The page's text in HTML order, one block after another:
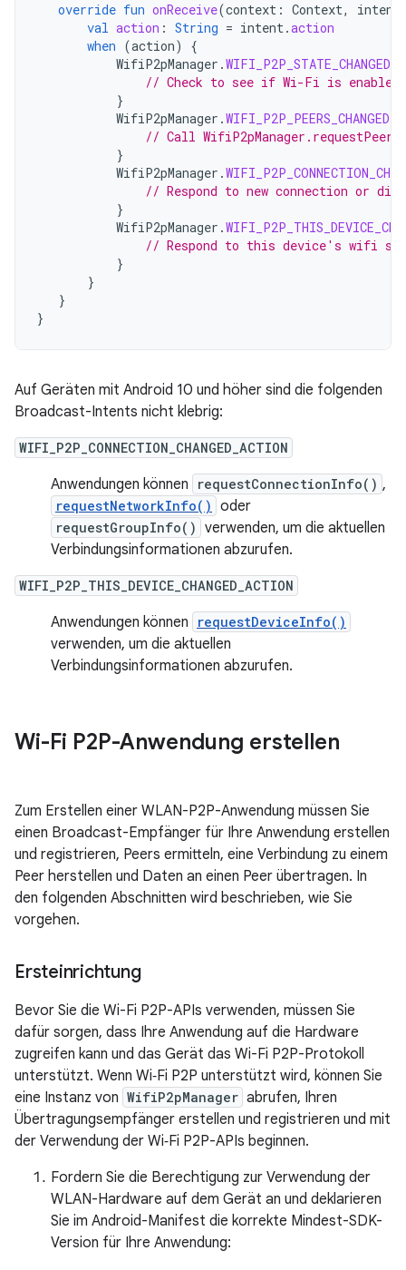
override fun onReceive(context : Context, intent
val action : String = intent.action
when (action)
{
WifiP2pManager .
// Check to see if Wi-Fi is
}
WifiP2pManager .
// Call
}
WifiP2pManager .
// Respond to new connection or
}
WifiP2pManager .
// Respond to this device's wifi
}
}
}
}
Auf Geräten mit Android 10 und höher sind die folgenden
Broadcast-Intents nicht klebrig:
WIFI_P2P_CONNECTION_CHANGED_ACTION
Anwendungen können requestConnectionInfo() ,
requestNetworkInfo() oder
requestGroupInfo() verwenden, um die aktuellen
Verbindungsinformationen abzurufen.
WIFI_P2P_THIS_DEVICE_CHANGED_ACTION
Anwendungen können requestDeviceInfo()
verwenden, um die aktuellen
Verbindungsinformationen abzurufen.
Wi-Fi P2P-Anwendung erstellen
Zum Erstellen einer WLAN-P2P-Anwendung müssen Sie
einen Broadcast-Empfänger für Ihre Anwendung erstellen
und registrieren, Peers ermitteln, eine Verbindung zu einem
Peer herstellen und Daten an einen Peer übertragen. In
den folgenden Abschnitten wird beschrieben, wie Sie
vorgehen.
Ersteinrichtung
Bevor Sie die Wi-Fi P2P-APIs verwenden, müssen Sie
dafür sorgen, dass Ihre Anwendung auf die Hardware
zugreifen kann und das Gerät das Wi-Fi P2P-Protokoll
unterstützt. Wenn Wi‑Fi P2P unterstützt wird, können Sie
eine Instanz von WifiP2pManager abrufen, Ihren
Übertragungsempfänger erstellen und registrieren und mit
der Verwendung der Wi‑Fi P2P-APIs beginnen.
Fordern Sie die Berechtigung zur Verwendung der
WLAN-Hardware auf dem Gerät an und deklarieren
Sie im Android-Manifest die korrekte Mindest-SDK-
Version für Ihre Anwendung: